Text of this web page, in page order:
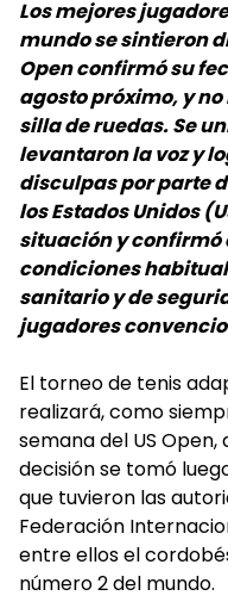
Los mejores
mundo se sintieron
Open confirmó su
agosto próximo, y
silla de ruedas. Se
levantaron la voz y
disculpas por parte
los Estados Unidos
situación y confirmó
condiciones
sanitario y de
jugadores
El torneo de tenis
realizará, como
semana del US Open,
decisión se tomó
que tuvieron las
Federación
entre ellos el
número 2 del mundo.